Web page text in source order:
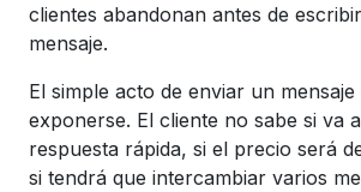
clientes abandonan antes de
mensaje.
El simple acto de enviar un mensaje
exponerse. El cliente no sabe si va
respuesta rápida, si el precio será
si tendrá que intercambiar varios